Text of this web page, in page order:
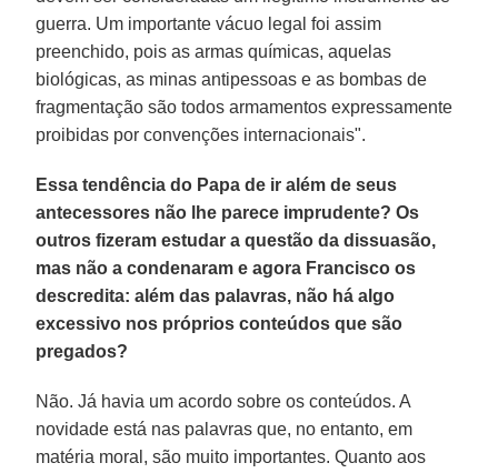
guerra. Um importante vácuo legal foi assim
preenchido, pois as armas químicas, aquelas
biológicas, as minas antipessoas e as bombas de
fragmentação são todos armamentos expressamente
proibidas por convenções internacionais".
Essa tendência do Papa de ir além de seus
antecessores não lhe parece imprudente? Os
outros fizeram estudar a questão da dissuasão,
mas não a condenaram e agora Francisco os
descredita: além das palavras, não há algo
excessivo nos próprios conteúdos que são
pregados?
Não. Já havia um acordo sobre os conteúdos. A
novidade está nas palavras que, no entanto, em
matéria moral, são muito importantes. Quanto aos